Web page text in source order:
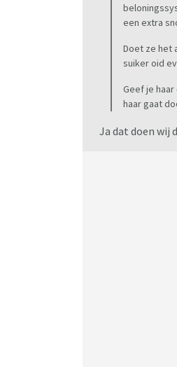
een extra
Doet ze het
suiker oid
Geef je
haar gaat
Ja dat doen wij